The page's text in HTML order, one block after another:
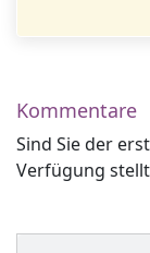
Kommentare
Sind Sie der
Verfügung